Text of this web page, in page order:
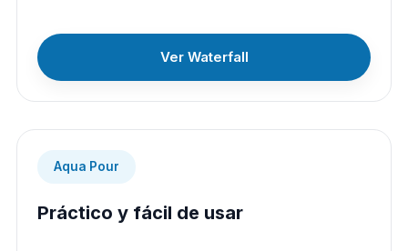
Ver Waterfall
Aqua Pour
Práctico y fácil de usar